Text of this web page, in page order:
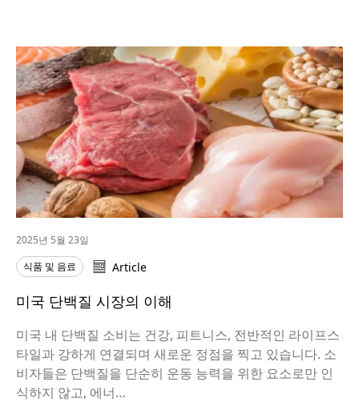
2025년 5월 23일
식품 및 음료
Article
미국 단백질 시장의 이해
미국 내 단백질 소비는 건강, 피트니스, 전반적인 라이프스
타일과 강하게 연결되며 새로운 정점을 찍고 있습니다. 소
비자들은 단백질을 단순히 운동 능력을 위한 요소로만 인
식하지 않고, 에너…